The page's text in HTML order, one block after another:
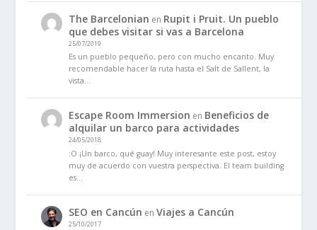
The Barcelonian en Rupit i Pruit. Un pueblo
que debes visitar si vas a Barcelona
25/07/2019
Es un pueblo pequeño, pero con mucho encanto. Muy
recomendable hacer la ruta hasta el Salt de Sallent, la
vista…
Escape Room Immersion en Beneficios de
alquilar un barco para actividades
24/05/2018
:O ¡Un barco, qué guay! Muy interesante este post, estoy
muy de acuerdo con vuestra perspectiva. El team building
es…
SEO en Cancún enViajes a Cancún
25/10/2017